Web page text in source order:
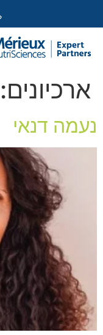
ארכיונים:
נעמה דנאי